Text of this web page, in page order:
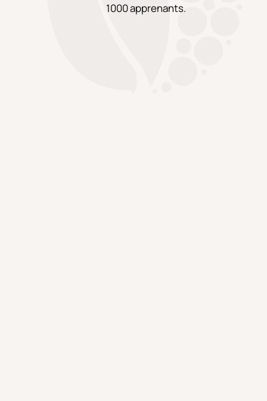
1000 apprenants.